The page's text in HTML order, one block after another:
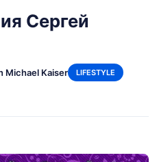
Сергей
Michael Kaiser LIFESTYLE